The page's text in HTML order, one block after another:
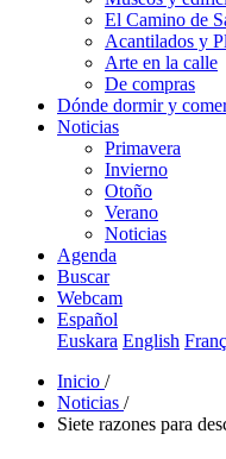
El Camino de
Acantilados y
Arte en la calle
De compras
Dónde dormir y
Noticias
Primavera
Invierno
Otoño
Verano
Noticias
Agenda
Buscar
Webcam
Español
Euskara English
Inicio /
Noticias /
Siete razones para